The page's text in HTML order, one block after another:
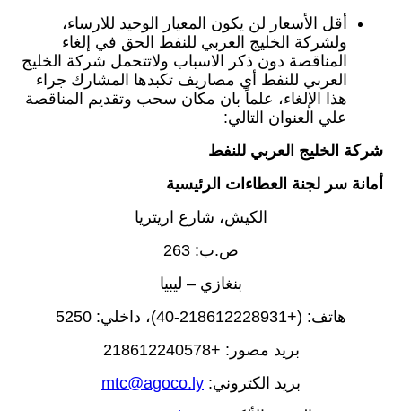
أقل الأسعار لن يكون المعيار الوحيد للارساء،
ولشركة الخليج العربي للنفط الحق في إلغاء
المناقصة دون ذكر الاسباب ولاتتحمل شركة الخليج
العربي للنفط أي مصاريف تكبدها المشارك جراء
هذا الإلغاء، علماً بان مكان سحب وتقديم المناقصة
علي العنوان التالي:
شركة الخليج العربي للنفط
أمانة سر لجنة العطاءات الرئيسية
الكيش، شارع اريتريا
ص.ب: 263
بنغازي – ليبيا
هاتف: (+218612228931-40)، داخلي: 5250
بريد مصور: +218612240578
بريد الكتروني: mtc@agoco.ly